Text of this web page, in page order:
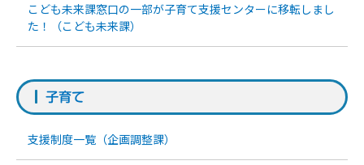
こども未来課窓口の一部が子育て支援センターに移転しまし
た！（こども未来課）
子育て
支援制度一覧（企画調整課）